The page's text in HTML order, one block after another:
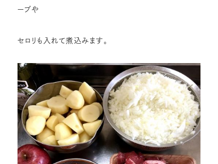
ーブや
セロリも入れて煮込みます。